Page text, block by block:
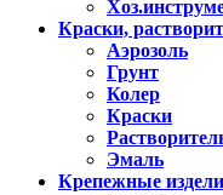
Краски,
Аэрозоль
Грунт
Колер
Краски
Эмаль
Крепежные